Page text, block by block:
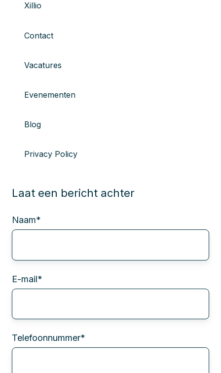
Xillio
Contact
Vacatures
Evenementen
Blog
Privacy Policy
Laat een bericht achter
Naam*
E-mail*
Telefoonnummer*